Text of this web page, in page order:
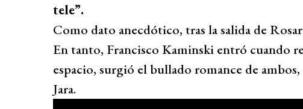
tele”.
Como dato anecdótico, tras la salida de
En tanto, Francisco Kaminski entró cuando
espacio, surgió el bullado romance de
Jara.